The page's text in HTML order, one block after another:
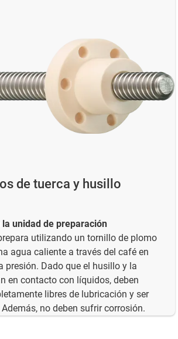
de tuerca y husillo
la unidad de preparación
utilizando un tornillo de plomo
agua caliente a través del café en
presión. Dado que el husillo y la
en contacto con líquidos, deben
libres de lubricación y ser
no deben sufrir corrosión.